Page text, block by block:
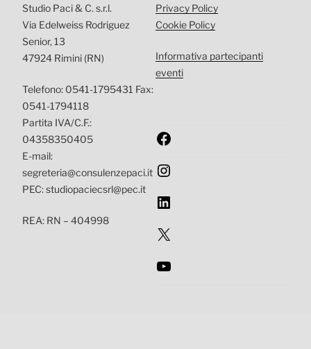
Studio Paci & C. s.r.l.
Via Edelweiss Rodriguez
Senior, 13
47924 Rimini (RN)
Telefono: 0541-1795431 Fax:
0541-1794118
Partita IVA/C.F.:
04358350405
E-mail:
segreteria@consulenzepaci.it
PEC: studiopaciecsrl@pec.it
REA: RN – 404998
Privacy Policy
Cookie Policy
Informativa partecipanti
eventi